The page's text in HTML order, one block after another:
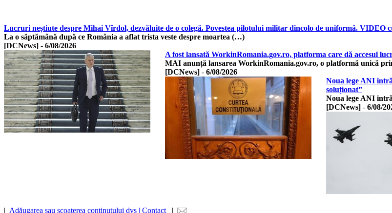
Lucruri neștiute despre Mihai Vîrdol, dezvăluite de o colegă. Povestea pilotului militar dincolo de uniformă. VIDEO
La o săptămână după ce România a aflat trista veste despre moartea (…)
[DCNews] - 6/08/2026
A fost lansată WorkinRomania.gov.ro, platforma care dă accesul
MAI anunță lansarea WorkinRomania.gov.ro, o platformă unică
[DCNews] - 6/08/2026
Noua lege ANI
soluționat”
Noua lege ANI
[DCNews] - 6/08/
| Adăugarea sau scoaterea conținutului dvs | Contact |